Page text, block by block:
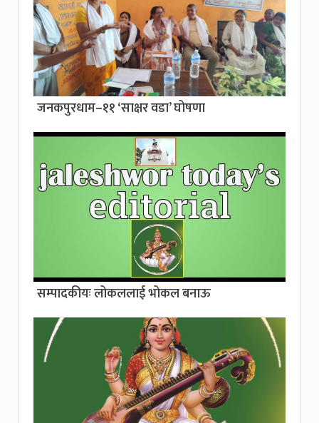
जनकपुरधाम–११ ‘साक्षर वडा’ घोषणा
सम्पादकीयः लोकललाई भोकल बनाऊ